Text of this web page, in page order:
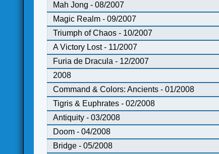
Mah Jong - 08/2007
Magic Realm - 09/2007
Triumph of Chaos - 10/2007
A Victory Lost - 11/2007
Furia de Dracula - 12/2007
2008
Command & Colors: Ancients - 01/2008
Tigris & Euphrates - 02/2008
Antiquity - 03/2008
Doom - 04/2008
Bridge - 05/2008